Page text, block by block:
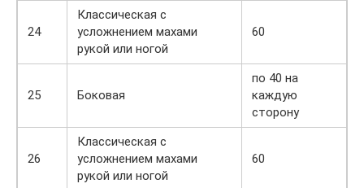
24
Классическая с
усложнением махами
рукой или ногой
60
25 Боковая
по 40 на
каждую
сторону
26
Классическая с
усложнением махами
рукой или ногой
60